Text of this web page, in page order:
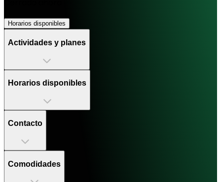
Horarios disponibles
Actividades y planes
Horarios disponibles
Contacto
Comodidades